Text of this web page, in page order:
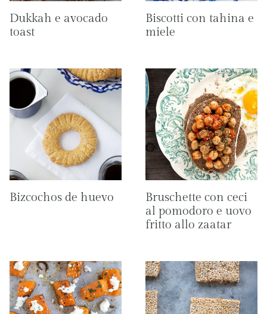
Dukkah e avocado
toast
Biscotti con tahina e
miele
Bizcochos de huevo
Bruschette con ceci
al pomodoro e uovo
fritto allo zaatar